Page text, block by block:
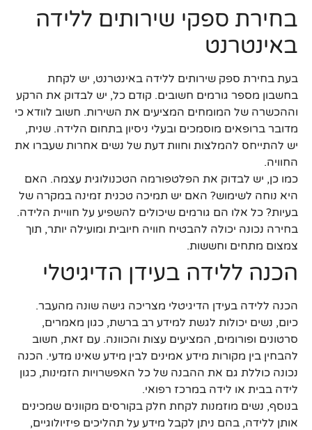
בחירת ספקי שירותים ללידה
באינטרנט
בעת בחירת ספק שירותים ללידה באינטרנט, יש לקחת
בחשבון מספר גורמים חשובים. קודם כל, יש לבדוק את הרקע
וההכשרה של המומחים המציעים את השירות. חשוב לוודא כי
מדובר ברופאים מוסמכים ובעלי ניסיון בתחום הלידה. שנית,
יש להתייחס להמלצות וחוות דעת של נשים אחרות שעברו את
החוויה.
כמו כן, יש לבדוק את הפלטפורמה הטכנולוגית עצמה. האם
היא נוחה לשימוש? האם יש תמיכה טכנית זמינה במקרה של
בעיות? כל אלו הם גורמים שיכולים להשפיע על חוויית הלידה.
בחירה נכונה יכולה להבטיח חוויה חיובית ומועילה יותר, תוך
צמצום מתחים וחששות.
הכנה ללידה בעידן הדיגיטלי
הכנה ללידה בעידן הדיגיטלי מצריכה גישה שונה מהעבר.
כיום, נשים יכולות לגשת למידע רב ברשת, כגון מאמרים,
סרטונים ופורומים, המציעים עצות והכוונה. עם זאת, חשוב
להבחין בין מקורות מידע אמינים לבין מידע שאינו מדעי. הכנה
נכונה כוללת גם את ההבנה של כל האפשרויות הזמינות, כגון
לידה בבית או לידה במרכז רפואי.
בנוסף, נשים מוזמנות לקחת חלק בקורסים מקוונים שמכינים
אותן ללידה, בהם ניתן לקבל מידע על תהליכים פיזיולוגיים,